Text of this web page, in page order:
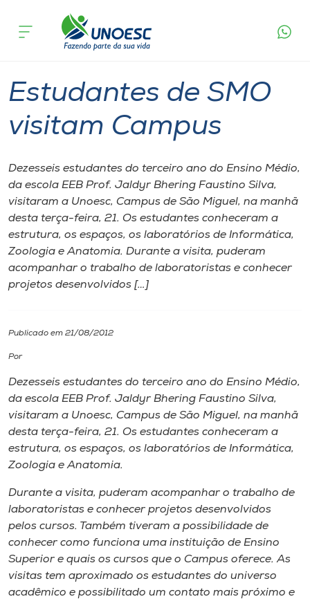
Cursos
Pesquisa
Portal de Ensino
A
Unoesc
Diplomados
Cultura
CPA
Biblioteca
Editora
Rádio
acontece
Estudantes de SMO
visitam Campus
Dezesseis estudantes do terceiro ano do Ensino Médio,
da escola EEB Prof. Jaldyr Bhering Faustino Silva,
visitaram a Unoesc, Campus de São Miguel, na manhã
desta terça-feira, 21. Os estudantes conheceram a
estrutura, os espaços, os laboratórios de Informática,
Zoologia e Anatomia. Durante a visita, puderam
acompanhar o trabalho de laboratoristas e conhecer
projetos desenvolvidos […]
Publicado em 21/08/2012
Por
Dezesseis estudantes do terceiro ano do Ensino Médio,
da escola EEB Prof. Jaldyr Bhering Faustino Silva,
visitaram a Unoesc, Campus de São Miguel, na manhã
desta terça-feira, 21. Os estudantes conheceram a
estrutura, os espaços, os laboratórios de Informática,
Zoologia e Anatomia.
Durante a visita, puderam acompanhar o trabalho de
laboratoristas e conhecer projetos desenvolvidos
pelos cursos. Também tiveram a possibilidade de
conhecer como funciona uma instituição de Ensino
Superior e quais os cursos que o Campus oferece. As
visitas tem aproximado os estudantes do universo
acadêmico e possibilitado um contato mais próximo e